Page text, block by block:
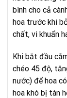
bình cho cả
hoa trước khi
chất, vi khuẩn
Khi bắt đầu
chéo 45 độ,
nước) để hoa
hoa khó bị tàn